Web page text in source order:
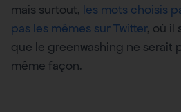
mais surtout, les mots choisis
pas les mêmes sur Twitter, où il
que le greenwashing ne serait
même façon.